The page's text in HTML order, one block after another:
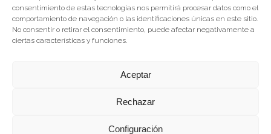
Utilizamos cookies propias y de terceros para
tu navegación, conforme a nuestra política de cookies. Si
consentimiento de estas tecnologías nos permitirá procesar datos como el
comportamiento de navegación o las identificaciones únicas en este sitio.
No consentir o retirar el consentimiento, puede afectar negativamente a
ciertas características y funciones.
Aceptar
Rechazar
Configuración
Fondo Europeo de Desarrollo Regional